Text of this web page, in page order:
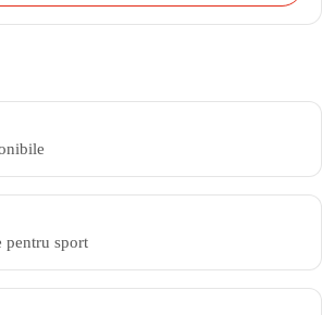
pentru sport